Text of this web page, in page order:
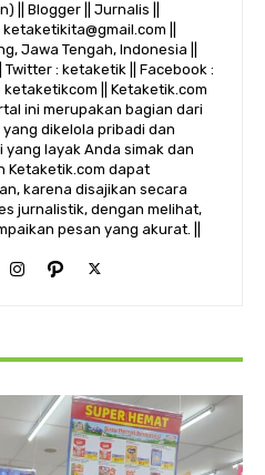
|| Blogger || Jurnalis ||
||
Jawa Tengah, Indonesia ||
: ketaketik || Facebook :
|| Ketaketik.com
ini merupakan bagian dari
dikelola pribadi dan
layak Anda simak dan
Ketaketik.com dapat
karena disajikan secara
jurnalistik, dengan melihat,
pesan yang akurat. ||